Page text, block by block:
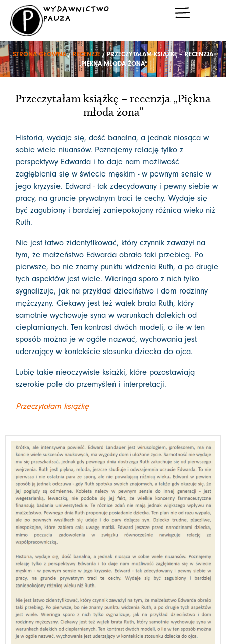
Przejdź
treści
WYDAWNICTWO
PAUZA
STRONA GŁÓWNA/RECENZJE / PRZECZYTAŁAM KSIĄŻKĘ – RECENZJA
„PIĘKNA MŁODA ŻONA”
Przeczytałam książkę – recenzja „Piękna
młoda żona”
Historia, wydaje się, dość banalna, a jednak niosąca w
sobie wiele niuansów. Poznajemy relację tylko z
perspektywy Edwarda i to daje nam możliwość
zagłębienia się w świecie męskim - w pewnym sensie w
jego kryzysie. Edward - tak zdecydowany i pewny siebie w
pracy, na gruncie prywatnym traci te cechy. Wydaje się
być zagubiony i bardziej zaniepokojony różnicą wieku niż
Ruth.
Nie jest łatwo zidentyfikować, który czynnik zaważył na
tym, że małżeństwo Edwarda obrało taki przebieg. Po
pierwsze, bo nie znamy punktu widzenia Ruth, a po drugie
tych aspektów jest wiele. Wieringa sporo z nich tylko
sygnalizuje, jak na przykład dzieciństwo i dom rodzinny
mężczyzny. Ciekawy jest też wątek brata Ruth, który
samotnie wychowuje syna w warunkach dalekich od
cieplarnianych. Ten kontrast dwóch modeli, o ile w ten
sposób można je w ogóle nazwać, wychowania jest
uderzający w kontekście stosunku dziecka do ojca.
Lubię takie nieoczywiste książki, które pozostawiają
szerokie pole do przemyśleń i interpretacji.
Przeczytałam książkę